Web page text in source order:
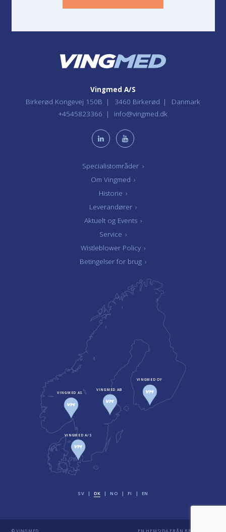
Specialistområder ›
Om Vingmed ›
Historie ›
Leverandører ›
Aktuelt og Events ›
Service ›
Wistleblower Policy ›
Betingelser for brug ›
Vingmed A/S
Birkerød Kongevej 150B
3460 Birkerød
Danmark
+4545823366
info@vingmed.dk
VINGMED A/S
VINGMED AS
VINGMED AB
VINGMED OY
SV DK NO FI EN